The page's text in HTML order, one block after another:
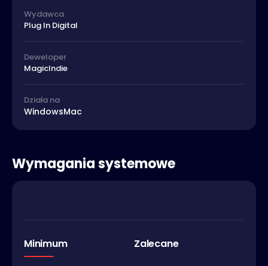
Wydawca
Plug In Digital
Deweloper
MagicIndie
Działa na
WindowsMac
Wymagania systemowe
Minimum Zalecane